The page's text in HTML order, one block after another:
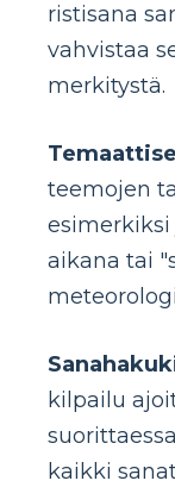
ristisana
vahvistaa
merkitystä.
teemojen
aikana tai
kilpailu
kaikki